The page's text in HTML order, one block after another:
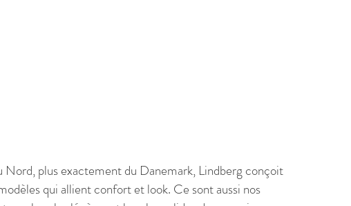
Nord, plus exactement du Danemark, Lindberg conçoit
qui allient confort et look. Ce sont aussi nos